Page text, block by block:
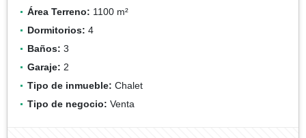
Área Terreno: 1100 m²
Dormitorios: 4
Baños: 3
Garaje: 2
Tipo de inmueble: Chalet
Tipo de negocio: Venta